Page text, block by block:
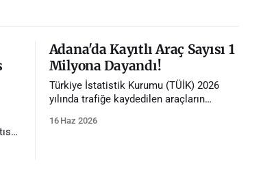
Adana'da Kayıtlı Araç Sayısı 1
Milyona Dayandı!
Türkiye İstatistik Kurumu (TÜİK) 2026
yılında trafiğe kaydedilen araçların
Adana'da trafiğe kayıtlı araç sayısı 1
16 Haz 2026